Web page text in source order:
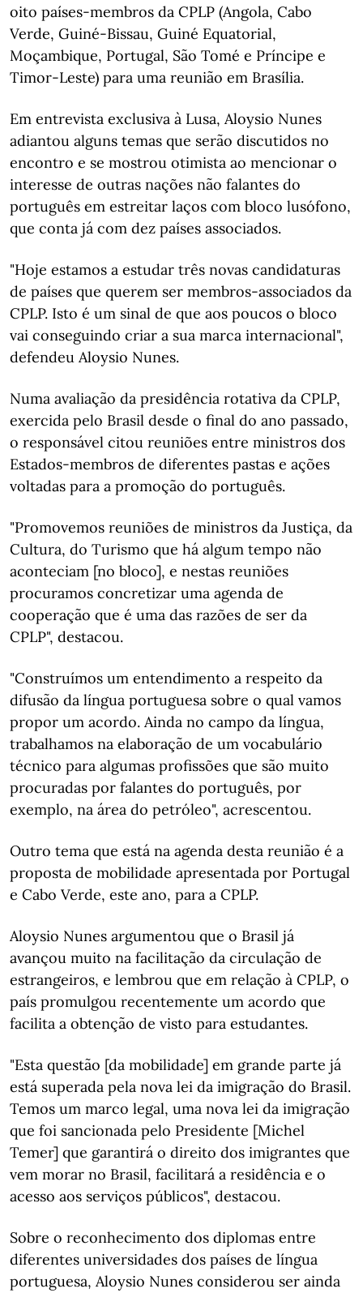
oito países-membros da CPLP (Angola, Cabo
Verde, Guiné-Bissau, Guiné Equatorial,
Moçambique, Portugal, São Tomé e Príncipe e
Timor-Leste) para uma reunião em Brasília.
Em entrevista exclusiva à Lusa, Aloysio Nunes
adiantou alguns temas que serão discutidos no
encontro e se mostrou otimista ao mencionar o
interesse de outras nações não falantes do
português em estreitar laços com bloco lusófono,
que conta já com dez países associados.
"Hoje estamos a estudar três novas candidaturas
de países que querem ser membros-associados da
CPLP. Isto é um sinal de que aos poucos o bloco
vai conseguindo criar a sua marca internacional",
defendeu Aloysio Nunes.
Numa avaliação da presidência rotativa da CPLP,
exercida pelo Brasil desde o final do ano passado,
o responsável citou reuniões entre ministros dos
Estados-membros de diferentes pastas e ações
voltadas para a promoção do português.
"Promovemos reuniões de ministros da Justiça, da
Cultura, do Turismo que há algum tempo não
aconteciam [no bloco], e nestas reuniões
procuramos concretizar uma agenda de
cooperação que é uma das razões de ser da
CPLP", destacou.
"Construímos um entendimento a respeito da
difusão da língua portuguesa sobre o qual vamos
propor um acordo. Ainda no campo da língua,
trabalhamos na elaboração de um vocabulário
técnico para algumas profissões que são muito
procuradas por falantes do português, por
exemplo, na área do petróleo", acrescentou.
Outro tema que está na agenda desta reunião é a
proposta de mobilidade apresentada por Portugal
e Cabo Verde, este ano, para a CPLP.
Aloysio Nunes argumentou que o Brasil já
avançou muito na facilitação da circulação de
estrangeiros, e lembrou que em relação à CPLP, o
país promulgou recentemente um acordo que
facilita a obtenção de visto para estudantes.
"Esta questão [da mobilidade] em grande parte já
está superada pela nova lei da imigração do Brasil.
Temos um marco legal, uma nova lei da imigração
que foi sancionada pelo Presidente [Michel
Temer] que garantirá o direito dos imigrantes que
vem morar no Brasil, facilitará a residência e o
acesso aos serviços públicos", destacou.
Sobre o reconhecimento dos diplomas entre
diferentes universidades dos países de língua
portuguesa, Aloysio Nunes considerou ser ainda